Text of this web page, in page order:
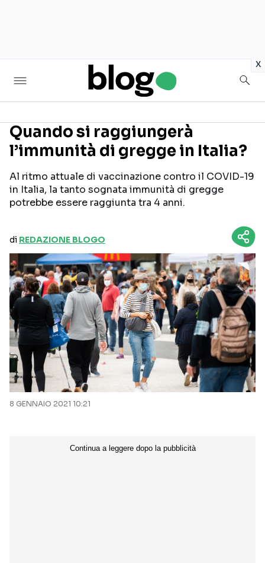
x
Seguici sui social
Quando si raggiungerà
l’immunità di gregge in Italia?
Al ritmo attuale di vaccinazione contro il COVID-19
in Italia, la tanto sognata immunità di gregge
potrebbe essere raggiunta tra 4 anni.
di REDAZIONE BLOGO
8 GENNAIO 2021 10:21